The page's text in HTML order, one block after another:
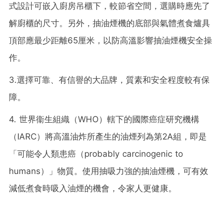
式設計可嵌入廚房吊櫃下，較節省空間，選購時應先了
解廚櫃的尺寸。另外，抽油煙機的底部與氣體煮食爐具
頂部應最少距離65厘米，以防高溫影響抽油煙機安全操
作。
3.選擇可靠、有信譽的大品牌，質素和安全程度較有保
障。
4. 世界衞生組織（WHO）轄下的國際癌症研究機構
（IARC）將高溫油炸所產生的油煙列為第2A組，即是
「可能令人類患癌（probably carcinogenic to
humans）」物質。使用抽吸力強的抽油煙機，可有效
減低煮食時吸入油煙的機會，令家人更健康。